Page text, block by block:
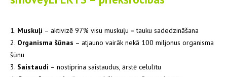
1. Muskuļi – aktivizē 97% visu muskuļu = tauku sadedzināšana
2. Organisma šūnas – atjauno vairāk nekā 100 miljonus organisma
šūnu
3. Saistaudi – nostiprina saistaudus, ārstē celulītu